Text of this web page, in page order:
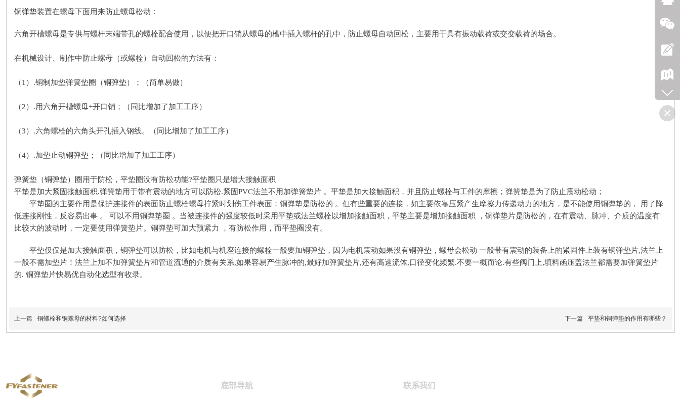
铜弹垫装置在螺母下面用来防止螺母松动：
六角开槽螺母是专供与螺杆末端带孔的螺栓配合使用，以便把开口销从螺母的槽中插入螺杆的孔中，防止螺母自动回松，主要用于具有振动载荷或交变载荷的场合。
在机械设计、制作中防止螺母（或螺栓）自动回松的方法有：
（1）.铜制加垫弹簧垫圈（铜弹垫）；（简单易做）
（2）.用六角开槽螺母+开口销；（同比增加了加工工序）
（3）.六角螺栓的六角头开孔插入钢线。（同比增加了加工工序）
（4）.加垫止动铜弹垫 ；（同比增加了加工工序）
弹簧垫（铜弹垫）圈用于防松，平垫圈没有防松功能?平垫圈只是增大接触面积
平垫是加大紧固接触面积.弹簧垫用于带有震动的地方可以防松.紧固PVC法兰不用加弹簧垫片 。平垫是加大接触面积，并且防止螺栓与工件的摩擦；弹簧垫是为了防止震动松动；
平垫圈的主要作用是保护连接件的表面防止螺栓螺母拧紧时划伤工件表面；铜弹垫是防松的 。但有些重要的连接，如主要依靠压紧产生摩擦力传递动力的地方，是不能使用铜弹垫的，
用了降
低连接刚性，反容易出事 。 可以不用铜弹垫圈 。当被连接件的强度较低时采用平垫或法兰螺栓以增加接触面积，平垫主要是增加接触面积
，铜弹垫片是防松的，在有震动、脉冲、介质的温度有
比较大的波动时，一定要使用弹簧垫片。铜弹垫可加大预紧力
，有防松作用，而平垫圈没有。
平垫仅仅是加大接触面积，铜弹垫可以防松，比如电机与机座连接的螺栓一般要加铜弹垫，因为电机震动如果没有铜弹垫 ，螺母会松动 一般带有震动的装备上的紧固件 上装有铜弹垫片,法兰上
一般不需加垫片！法兰上加不加弹簧垫片和管道流通的介质有关系,如果容易产生脉冲的,最好加弹簧垫片,还有高速流体,口径变化频繁.不要一概而论.有些阀门上,填料函压盖法兰都需要加弹簧垫片
的. 铜弹垫片快易优自动化选型有收录。
上一篇 铜螺栓和铜螺母的材料?如何选择 下一篇 平垫和铜弹垫的作用有哪些？
底部导航 联系我们